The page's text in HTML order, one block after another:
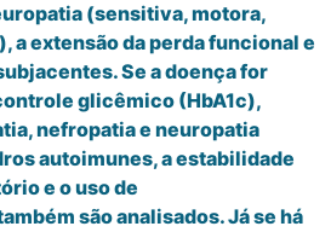
(sensitiva, motora,
a extensão da perda funcional e
Se a doença for
glicêmico (HbA1c),
nefropatia e neuropatia
autoimunes, a estabilidade
e o uso de
são analisados. Já se há